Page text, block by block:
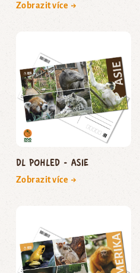
Zobrazit více →
DL pohled - Asie
Zobrazit více →